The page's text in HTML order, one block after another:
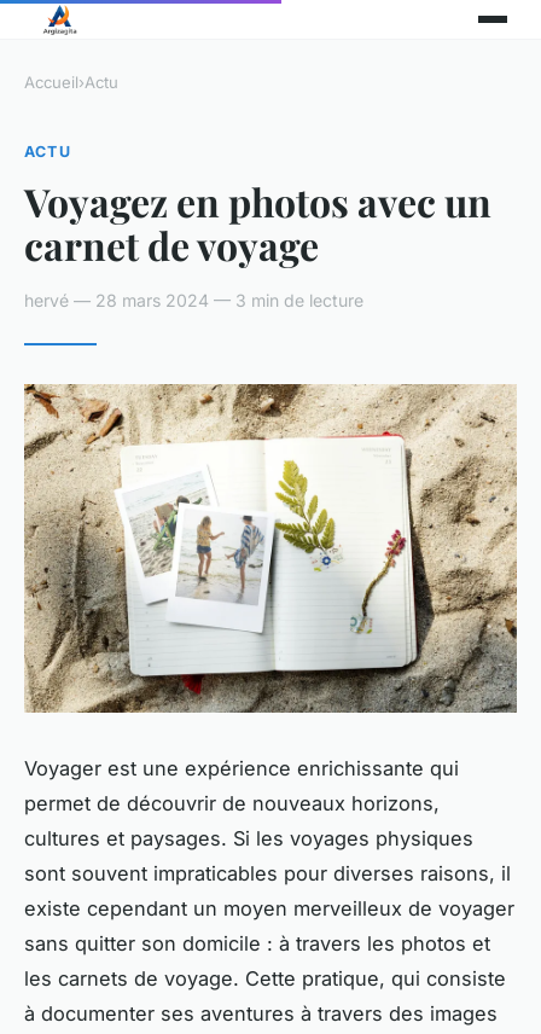
Accueil›Actu
ACTU
Voyagez en photos avec un
carnet de voyage
hervé — 28 mars 2024 — 3 min de lecture
Voyager est une expérience enrichissante qui
permet de découvrir de nouveaux horizons,
cultures et paysages. Si les voyages physiques
sont souvent impraticables pour diverses raisons, il
existe cependant un moyen merveilleux de voyager
sans quitter son domicile : à travers les photos et
les carnets de voyage. Cette pratique, qui consiste
à documenter ses aventures à travers des images